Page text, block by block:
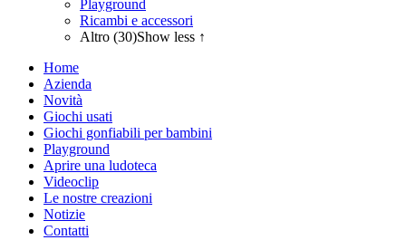
Playground
Ricambi e accessori
Altro (30)Show less ↑
Home
Azienda
Novità
Giochi usati
Giochi gonfiabili per bambini
Playground
Aprire una ludoteca
Videoclip
Le nostre creazioni
Notizie
Contatti